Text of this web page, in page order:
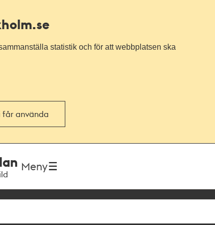
statistik och för att webbplatsen ska
får använda
Meny